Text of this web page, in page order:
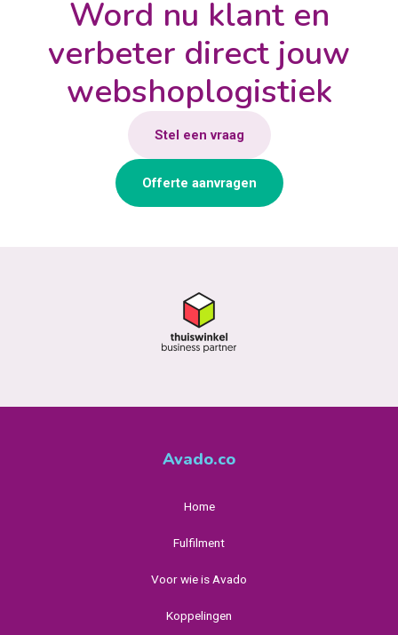
Word nu klant en
verbeter direct jouw
webshoplogistiek
Stel een vraag
Offerte aanvragen
Avado.co
Home
Fulfilment
Voor wie is Avado
Koppelingen